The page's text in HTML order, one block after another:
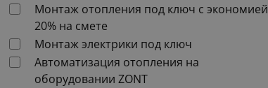
Монтаж отопления под ключ с экономией
20% на смете
Монтаж электрики под ключ
Автоматизация отопления на
оборудовании ZONT